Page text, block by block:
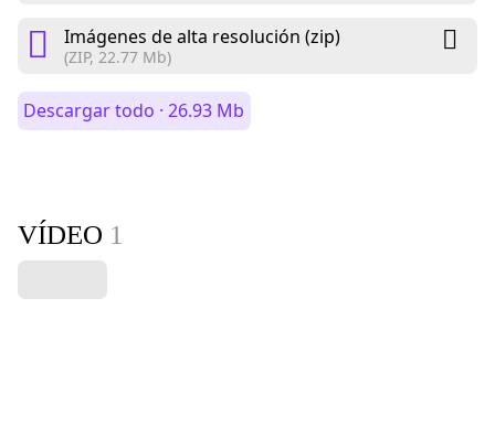
Imágenes de alta resolución (zip)
(ZIP, 22.77 Mb)
Descargar todo · 26.93 Mb
VÍDEO 1